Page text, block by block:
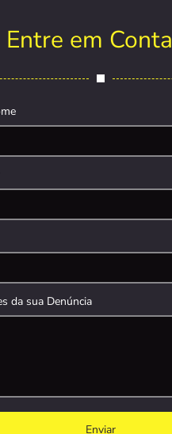
Entre em
da sua Denúncia
Enviar